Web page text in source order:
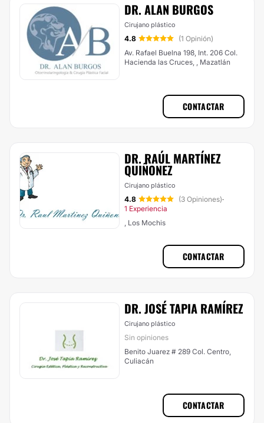
DR. ALAN BURGOS
Cirujano plástico
4.8
(1 Opinión)
Av. Rafael Buelna 198, Int. 206 Col.
Hacienda las Cruces, , Mazatlán
CONTACTAR
DR. RAÚL MARTÍNEZ
QUIÑONEZ
Cirujano plástico
4.8 (3 Opiniones)·
1 Experiencia
, Los Mochis
CONTACTAR
DR. JOSÉ TAPIA RAMÍREZ
Cirujano plástico
Sin opiniones
Benito Juarez # 289 Col. Centro,
Culiacán
CONTACTAR